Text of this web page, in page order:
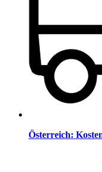
Österreich: